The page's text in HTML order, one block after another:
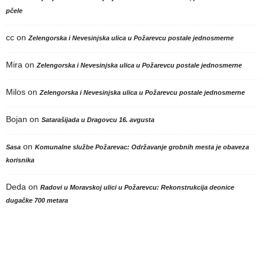
pčele
cc on Zelengorska i Nevesinjska ulica u Požarevcu postale jednosmerne
Mira on Zelengorska i Nevesinjska ulica u Požarevcu postale jednosmerne
Milos on Zelengorska i Nevesinjska ulica u Požarevcu postale jednosmerne
Bojan on Satarašijada u Dragovcu 16. avgusta
Sasa on Komunalne službe Požarevac: Održavanje grobnih mesta je obaveza
korisnika
Deda on Radovi u Moravskoj ulici u Požarevcu: Rekonstrukcija deonice
dugačke 700 metara